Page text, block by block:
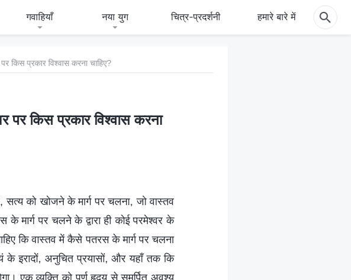
गवाहियाँ नया युग चित्र-प्रदर्शनी हमारे बारे में
किस प्रकार विश्वास करना चाहिए?
पर किस प्रकार विश्वास करना
को खोजने के मार्ग पर चलना, जो वास्तव
मार्ग पर चलने के द्वारा ही कोई परमेश्वर के
कि वास्तव में कैसे पतरस के मार्ग पर चलना
इरादों, अनुचित प्रयासों, और यहाँ तक कि
एक व्यक्ति को पूर्ण हृदय से समर्पित अवश्य